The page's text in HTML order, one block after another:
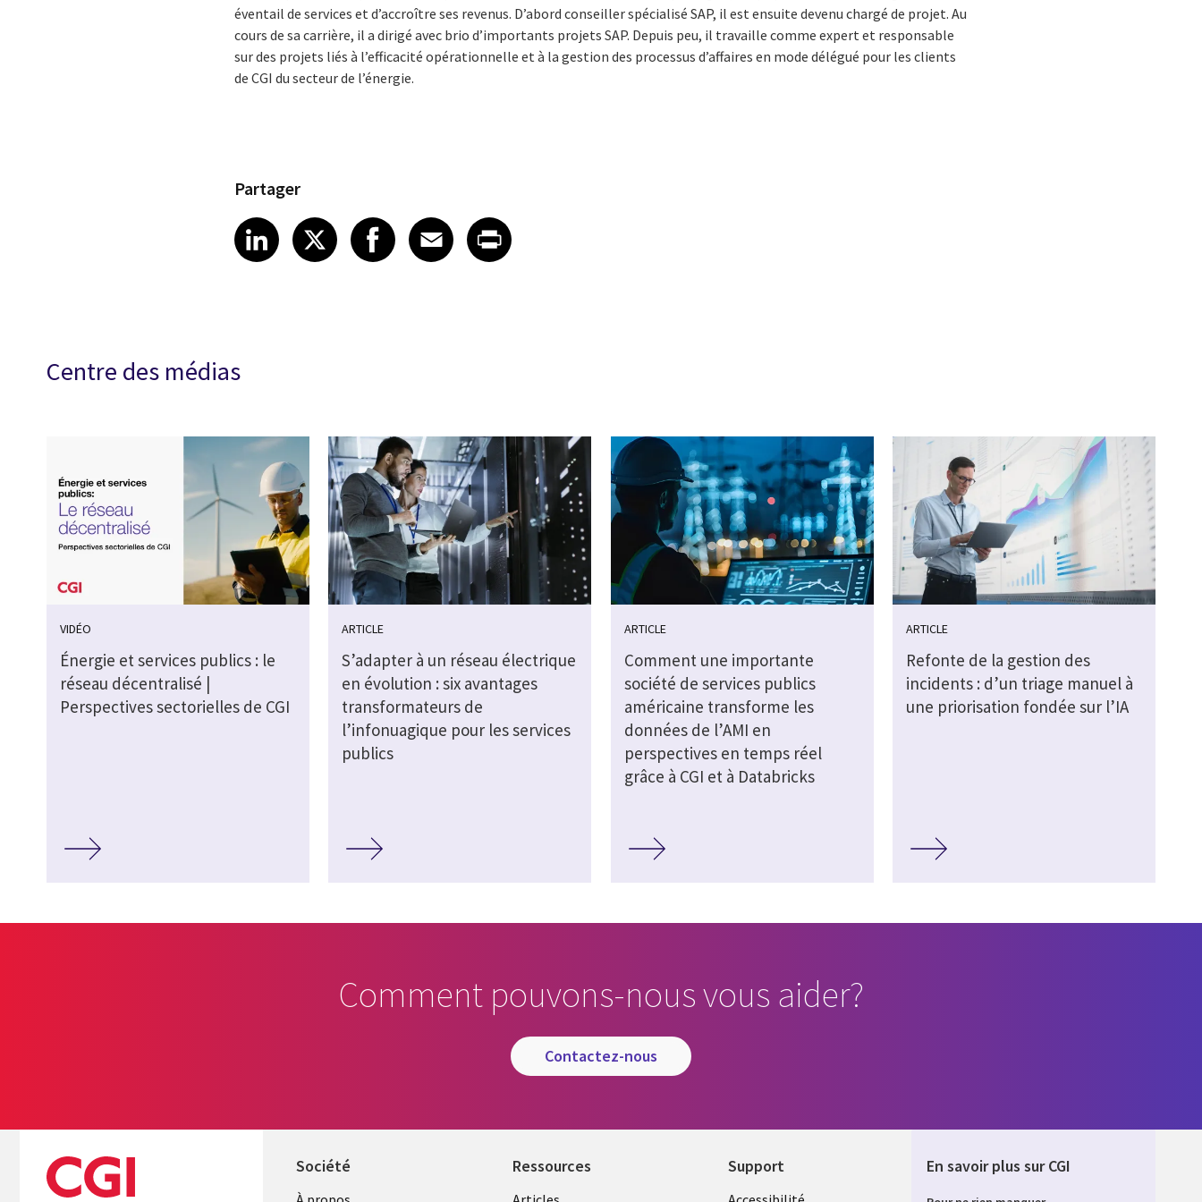
éventail de services et d’accroître ses revenus. D’abord conseiller spécialisé SAP, il est ensuite devenu chargé de projet. Au
cours de sa carrière, il a dirigé avec brio d’importants projets SAP. Depuis peu, il travaille comme expert et responsable
sur des projets liés à l’efficacité opérationnelle et à la gestion des processus d’affaires en mode délégué pour les clients
de CGI du secteur de l’énergie.
Partager
Share article on LinkedIn
LinkedIn
Share article on X
XShare article on Facebook
Facebook
Share article on Email
Email
Share article on Print
Centre des médias
VIDÉO
Énergie et services publics : le
réseau décentralisé |
Perspectives sectorielles de CGI
ARTICLE
S’adapter à un réseau électrique
en évolution : six avantages
transformateurs de
l’infonuagique pour les services
publics
ARTICLE
Comment une importante
société de services publics
américaine transforme les
données de l’AMI en
perspectives en temps réel
grâce à CGI et à Databricks
ARTICLE
Refonte de la gestion des
incidents : d’un triage manuel à
une priorisation fondée sur l’IA
Comment pouvons-nous vous aider?
contactez-nous
Société Ressources Support En savoir plus sur CGI